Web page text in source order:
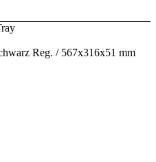
Reg. / 567x316x51 mm